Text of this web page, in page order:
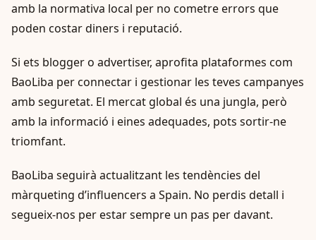
amb la normativa local per no cometre errors que
poden costar diners i reputació.
Si ets blogger o advertiser, aprofita plataformes com
BaoLiba per connectar i gestionar les teves campanyes
amb seguretat. El mercat global és una jungla, però
amb la informació i eines adequades, pots sortir-ne
triomfant.
BaoLiba seguirà actualitzant les tendències del
màrqueting d’influencers a Spain. No perdis detall i
segueix-nos per estar sempre un pas per davant.